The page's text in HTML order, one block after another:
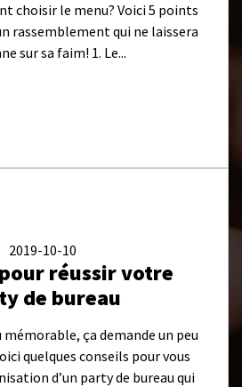
choisir le menu? Voici 5 points
rassemblement qui ne laissera
sur sa faim! 1. Le...
2019-10-10
réussir votre
de bureau
mémorable, ça demande un peu
quelques conseils pour vous
d’un party de bureau qui